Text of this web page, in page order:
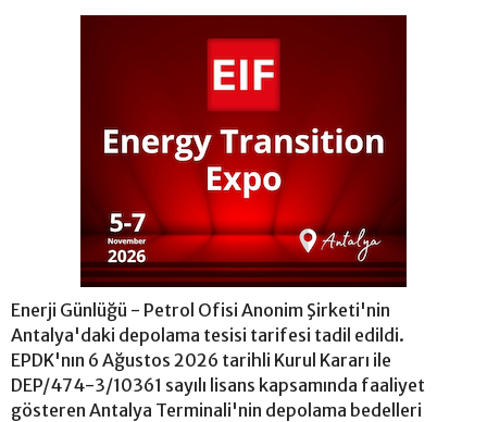
Enerji Günlüğü - Petrol Ofisi Anonim Şirketi'nin
Antalya'daki depolama tesisi tarifesi tadil edildi.
EPDK'nın 6 Ağustos 2026 tarihli Kurul Kararı ile
DEP/474-3/10361 sayılı lisans kapsamında faaliyet
gösteren Antalya Terminali'nin depolama bedelleri